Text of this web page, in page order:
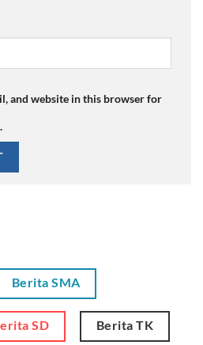
and website in this browser for
Berita SMA
SD Berita TK